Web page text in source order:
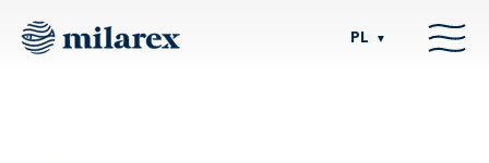
PL ▼